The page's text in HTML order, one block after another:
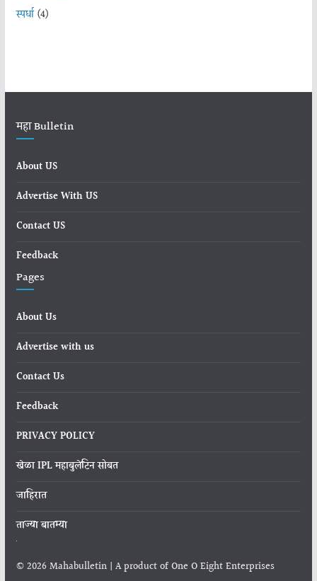
स्पर्धा(4)
महा Bulletin
About US
Advertise With US
Contact US
Feedback
Pages
About Us
Advertise with us
Contact Us
Feedback
PRIVACY POLICY
खेळा IPL महाबुलेटिन सोबत
जाहिरात
ताज्या बातम्या
© 2026 Mahabulletin | A product of One O Eight Enterprises